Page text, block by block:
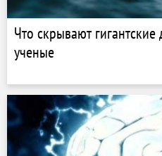
Что скрывают
ученые